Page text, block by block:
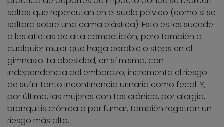
saltos que repercutan en el suelo pélvico (como si se
saltara sobre una cama elástica). Esto es les sucede
a las atletas de alta competición, pero también a
cualquier mujer que haga aerobic o steps en el
gimnasio. La obesidad, en sí misma, con
independencia del embarazo, incrementa el riesgo
de sufrir tanto incontinencia urinaria como fecal. Y,
por último, las mujeres con tos crónica, por alergia,
bronquitis crónica o por fumar, también registran un
riesgo más alto.